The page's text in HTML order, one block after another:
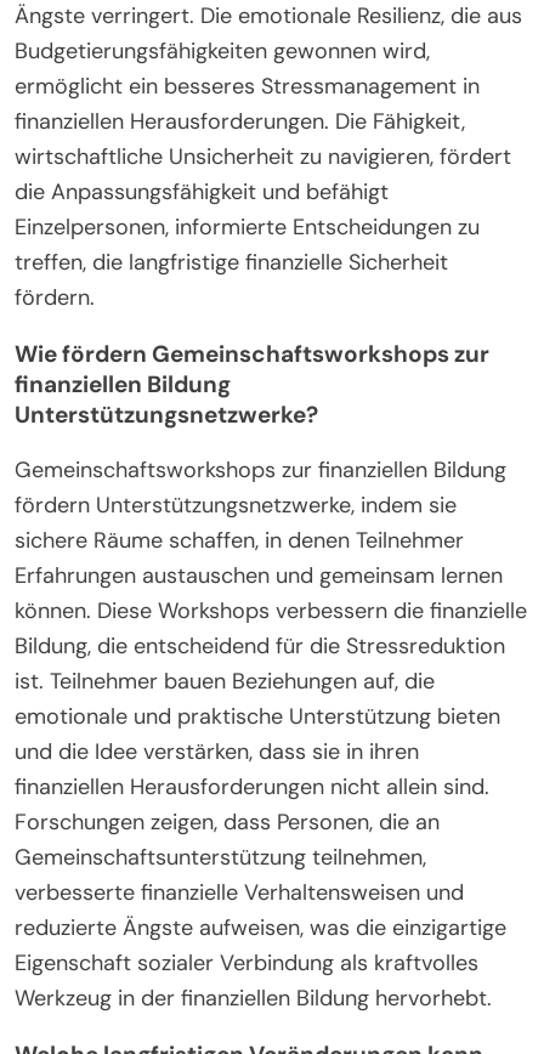
Ängste verringert. Die emotionale Resilienz, die aus
Budgetierungsfähigkeiten gewonnen wird,
ermöglicht ein besseres Stressmanagement in
finanziellen Herausforderungen. Die Fähigkeit,
wirtschaftliche Unsicherheit zu navigieren, fördert
die Anpassungsfähigkeit und befähigt
Einzelpersonen, informierte Entscheidungen zu
treffen, die langfristige finanzielle Sicherheit
fördern.
Wie fördern Gemeinschaftsworkshops zur
finanziellen Bildung
Unterstützungsnetzwerke?
Gemeinschaftsworkshops zur finanziellen Bildung
fördern Unterstützungsnetzwerke, indem sie
sichere Räume schaffen, in denen Teilnehmer
Erfahrungen austauschen und gemeinsam lernen
können. Diese Workshops verbessern die finanzielle
Bildung, die entscheidend für die Stressreduktion
ist. Teilnehmer bauen Beziehungen auf, die
emotionale und praktische Unterstützung bieten
und die Idee verstärken, dass sie in ihren
finanziellen Herausforderungen nicht allein sind.
Forschungen zeigen, dass Personen, die an
Gemeinschaftsunterstützung teilnehmen,
verbesserte finanzielle Verhaltensweisen und
reduzierte Ängste aufweisen, was die einzigartige
Eigenschaft sozialer Verbindung als kraftvolles
Werkzeug in der finanziellen Bildung hervorhebt.